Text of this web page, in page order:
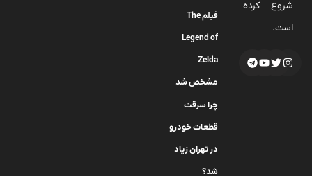
شروع کرده
است.
فیلم The
Legend of
Zelda
مشخص شد
چرا سرقت
قطعات خودرو
در تهران زیاد
شد؟